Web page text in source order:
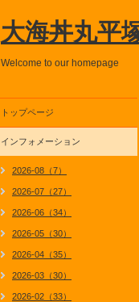
大海丼丸平
Welcome to our homepage
トップページ
インフォメーション
2026-08（7）
2026-07（27）
2026-06（34）
2026-05（30）
2026-04（35）
2026-03（30）
2026-02（33）